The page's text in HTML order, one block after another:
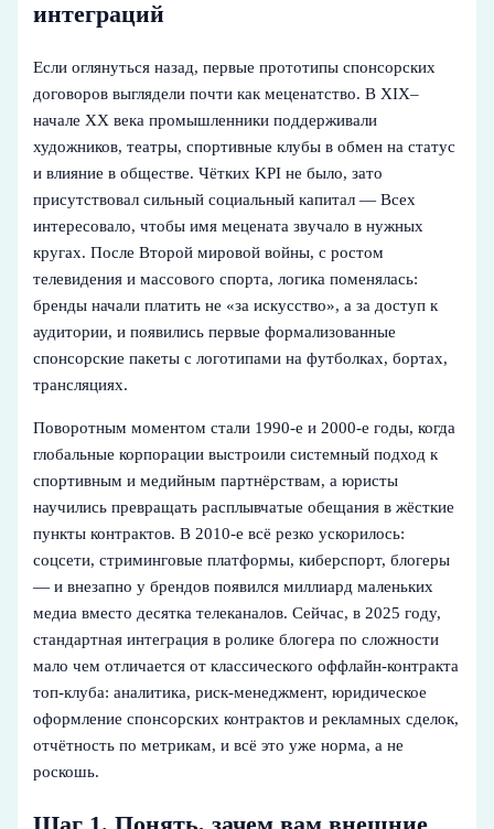
интеграций
Если оглянуться назад, первые прототипы спонсорских
договоров выглядели почти как меценатство. В XIX–
начале XX века промышленники поддерживали
художников, театры, спортивные клубы в обмен на статус
и влияние в обществе. Чётких KPI не было, зато
присутствовал сильный социальный капитал — Всех
интересовало, чтобы имя мецената звучало в нужных
кругах. После Второй мировой войны, с ростом
телевидения и массового спорта, логика поменялась:
бренды начали платить не «за искусство», а за доступ к
аудитории, и появились первые формализованные
спонсорские пакеты с логотипами на футболках, бортах,
трансляциях.
Поворотным моментом стали 1990‑е и 2000‑е годы, когда
глобальные корпорации выстроили системный подход к
спортивным и медийным партнёрствам, а юристы
научились превращать расплывчатые обещания в жёсткие
пункты контрактов. В 2010‑е всё резко ускорилось:
соцсети, стриминговые платформы, киберспорт, блогеры
— и внезапно у брендов появился миллиард маленьких
медиа вместо десятка телеканалов. Сейчас, в 2025 году,
стандартная интеграция в ролике блогера по сложности
мало чем отличается от классического оффлайн‑контракта
топ‑клуба: аналитика, риск‑менеджмент, юридическое
оформление спонсорских контрактов и рекламных сделок,
отчётность по метрикам, и всё это уже норма, а не
роскошь.